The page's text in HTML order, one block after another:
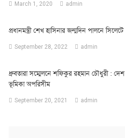
March 1, 2020 admin
প্রধানমন্ত্রী শেখ হাসিনার জন্মদিন পালনে
September 28, 2022 admin
ধ্রুবতারা সম্মেলনে শফিকুর রহমান চৌধুরী :
ভূমিকা অপরিসীম
September 20, 2021 admin